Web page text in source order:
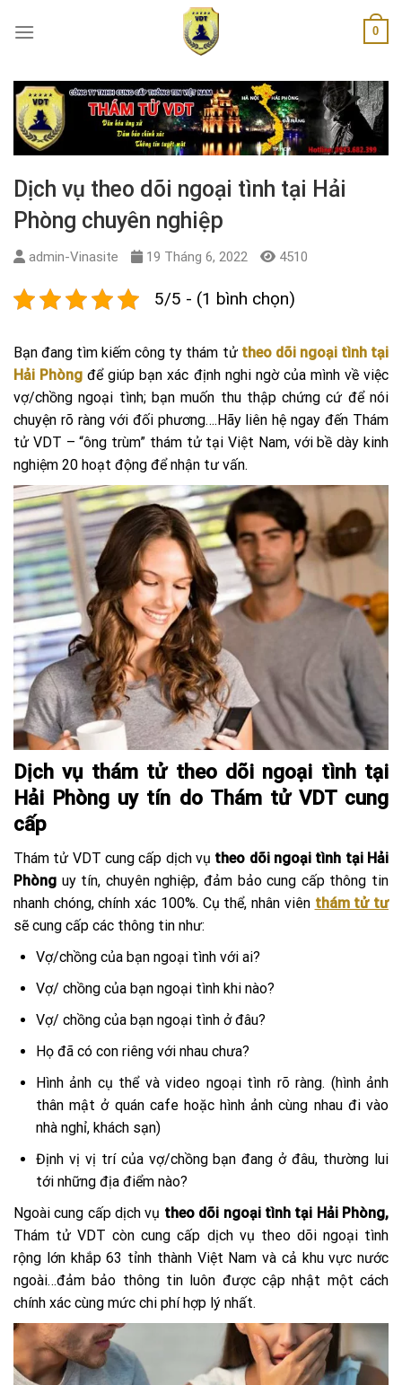
0
Dịch vụ theo dõi ngoại tình tại Hải
Phòng chuyên nghiệp
admin-Vinasite 19 Tháng 6, 2022 4510
5/5 - (1 bình chọn)
Bạn đang tìm kiếm công ty thám tử theo dõi ngoại tình tại
Hải Phòng để giúp bạn xác định nghi ngờ của mình về việc
vợ/chồng ngoại tình; bạn muốn thu thập chứng cứ để nói
chuyện rõ ràng với đối phương….Hãy liên hệ ngay đến Thám
tử VDT – “ông trùm” thám tử tại Việt Nam, với bề dày kinh
nghiệm 20 hoạt động để nhận tư vấn.
Dịch vụ thám tử theo dõi ngoại tình tại
Hải Phòng uy tín do Thám tử VDT cung
cấp
Thám tử VDT cung cấp dịch vụ theo dõi ngoại tình tại Hải
Phòng uy tín, chuyên nghiệp, đảm bảo cung cấp thông tin
nhanh chóng, chính xác 100%. Cụ thể, nhân viên thám tử tư
sẽ cung cấp các thông tin như:
Vợ/chồng của bạn ngoại tình với ai?
Vợ/ chồng của bạn ngoại tình khi nào?
Vợ/ chồng của bạn ngoại tình ở đâu?
Họ đã có con riêng với nhau chưa?
Hình ảnh cụ thể và video ngoại tình rõ ràng. (hình ảnh
thân mật ở quán cafe hoặc hình ảnh cùng nhau đi vào
nhà nghỉ, khách sạn)
Định vị vị trí của vợ/chồng bạn đang ở đâu, thường lui
tới những địa điểm nào?
Ngoài cung cấp dịch vụ theo dõi ngoại tình tại Hải Phòng,
Thám tử VDT còn cung cấp dịch vụ theo dõi ngoại tình
rộng lớn khắp 63 tỉnh thành Việt Nam và cả khu vực nước
ngoài…đảm bảo thông tin luôn được cập nhật một cách
chính xác cùng mức chi phí hợp lý nhất.